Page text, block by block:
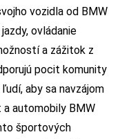
vozidla od BMW
ovládanie
a zážitok z
pocit komunity
aby sa navzájom
automobily BMW
športových